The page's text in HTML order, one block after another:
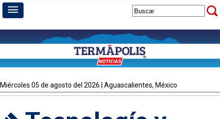
miércoles 05 de agosto del 2026 | Aguascalientes, México